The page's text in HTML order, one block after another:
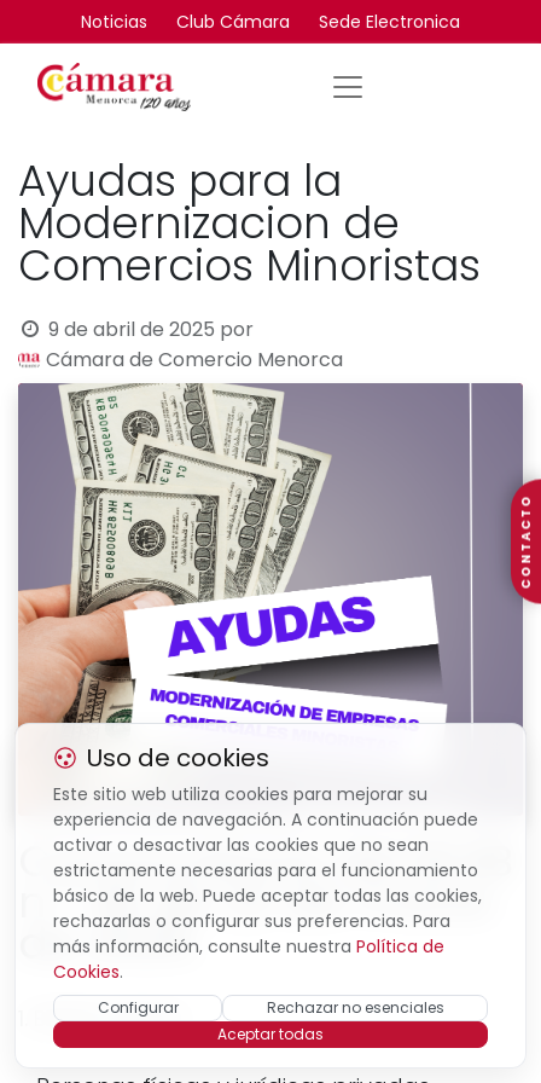
Noticias Club Cámara Sede Electronica
Ayudas para la
Modernizacion de
Comercios Minoristas
9 de abril de 2025 por
Cámara de Comercio Menorca
Convocatoria del BOIB
n.º 36 de 22 de marzo
de 2025.
1. BENEFICIARIOS:
Uso de cookies
Este sitio web utiliza cookies para mejorar su
experiencia de navegación. A continuación puede
activar o desactivar las cookies que no sean
estrictamente necesarias para el funcionamiento
básico de la web. Puede aceptar todas las cookies,
rechazarlas o configurar sus preferencias. Para
más información, consulte nuestra Política de
Cookies.
Configurar
Rechazar no esenciales
Aceptar todas
CONTACTO